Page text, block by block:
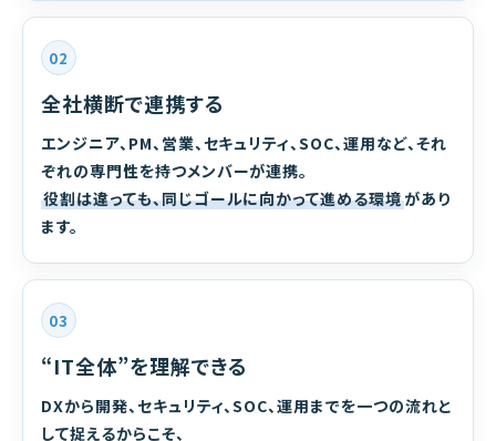
02
全社横断で連携する
エンジニア、PM、営業、セキュリティ、SOC、運用など、それ
ぞれの専門性を持つメンバーが連携。
役割は違っても、同じゴールに向かって進める環境があり
ます。
03
“IT全体”を理解できる
DXから開発、セキュリティ、SOC、運用までを一つの流れと
して捉えるからこそ、